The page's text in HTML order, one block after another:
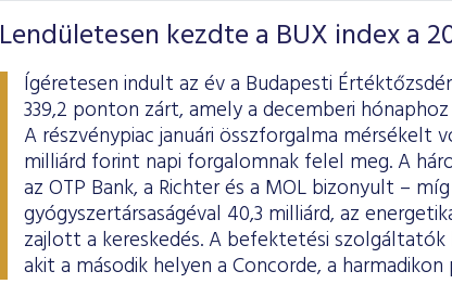
Lendületesen kezdte a BUX index a
Ígéretesen indult az év a Budapesti
339,2 ponton zárt, amely a decemberi
A részvénypiac januári összforgalma
milliárd forint napi forgalomnak felel meg. A
az OTP Bank, a Richter és a MOL bizonyult –
gyógyszertársaságéval 40,3 milliárd, az
zajlott a kereskedés. A befektetési
akit a második helyen a Concorde, a